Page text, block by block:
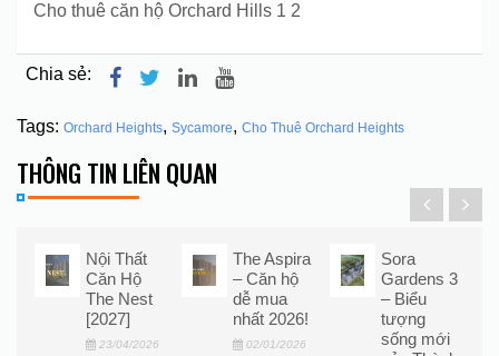
Cho thuê căn hộ Orchard Hills 1 2
Chia sẻ:
Tags: Orchard Heights, Sycamore, Cho Thuê Orchard Heights
THÔNG TIN LIÊN QUAN
Nội Thất
Căn Hộ
The Nest
[2027]
23/04/2026
The Aspira
– Căn hộ
dễ mua
nhất 2026!
02/01/2026
Sora
Gardens 3
– Biểu
tượng
sống mới